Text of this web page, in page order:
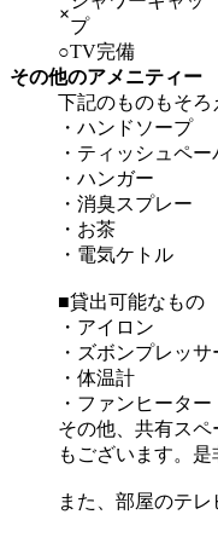
×
プ
○TV完備
その他のアメニティー
下記のものもそろ
・ハンドソープ
・ティッシュペー
・ハンガー
・消臭スプレー
・お茶
・電気ケトル
■貸出可能なもの
・アイロン
・ズボンプレッサ
・体温計
・ファンヒーター
その他、共有ス
もございます。是
また、部屋のテレ